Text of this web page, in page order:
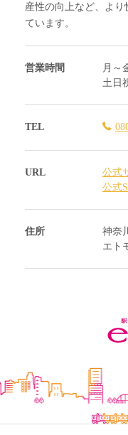
産性の向上など、よ
ています。
営業時間
月～
土日
TEL
URL
公式
公式
住所
神奈
エト